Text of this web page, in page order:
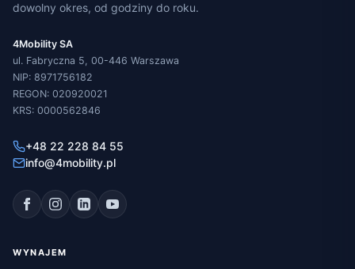
dowolny okres, od godziny do roku.
4Mobility SA
ul. Fabryczna 5, 00-446 Warszawa
NIP: 8971756182
REGON: 020920021
KRS: 0000562846
+48 22 228 84 55
info@4mobility.pl
WYNAJEM